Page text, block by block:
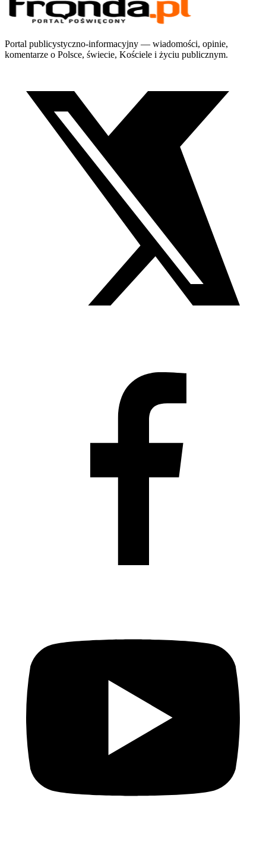
Portal publicystyczno-informacyjny — wiadomości, opinie,
komentarze o Polsce, świecie, Kościele i życiu publicznym.